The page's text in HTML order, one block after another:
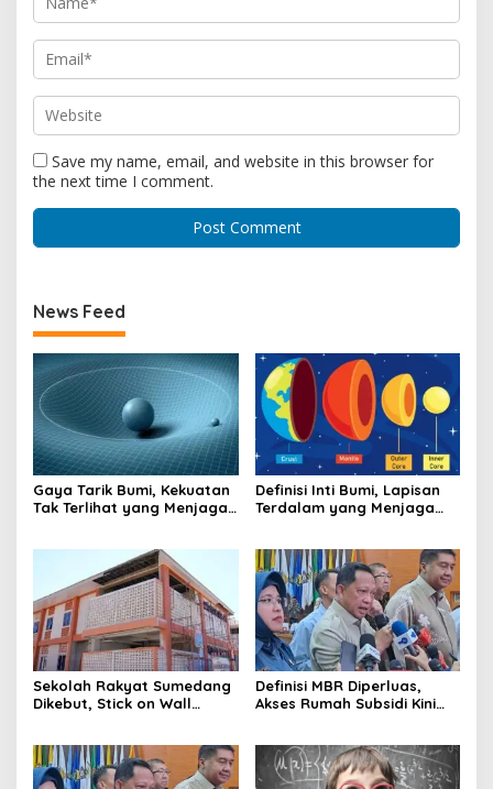
Save my name, email, and website in this browser for
the next time I comment.
News Feed
Gaya Tarik Bumi, Kekuatan
Tak Terlihat yang Menjaga
Definisi Inti Bumi, Lapisan
Terdalam yang Menjaga
Sekolah Rakyat Sumedang
Dikebut, Stick on Wall
Definisi MBR Diperluas,
Akses Rumah Subsidi Kini